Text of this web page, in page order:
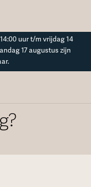
uur t/m vrijdag 14
17 augustus zijn